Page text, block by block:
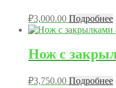
₽3,000.00 Подробнее
Нож с
₽3,750.00 Подробнее